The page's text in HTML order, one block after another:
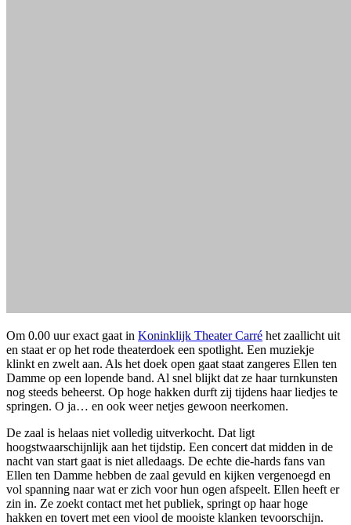
Om 0.00 uur exact gaat in Koninklijk Theater Carré het zaallicht uit
en staat er op het rode theaterdoek een spotlight. Een muziekje
klinkt en zwelt aan. Als het doek open gaat staat zangeres Ellen ten
Damme op een lopende band. Al snel blijkt dat ze haar turnkunsten
nog steeds beheerst. Op hoge hakken durft zij tijdens haar liedjes te
springen. O ja… en ook weer netjes gewoon neerkomen.
De zaal is helaas niet volledig uitverkocht. Dat ligt
hoogstwaarschijnlijk aan het tijdstip. Een concert dat midden in de
nacht van start gaat is niet alledaags. De echte die-hards fans van
Ellen ten Damme hebben de zaal gevuld en kijken vergenoegd en
vol spanning naar wat er zich voor hun ogen afspeelt. Ellen heeft er
zin in. Ze zoekt contact met het publiek, springt op haar hoge
hakken en tovert met een viool de mooiste klanken tevoorschijn.